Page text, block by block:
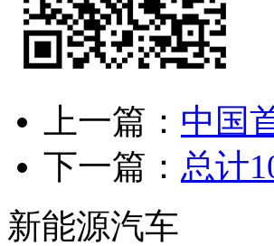
上一篇： 中国
下一篇： 总计
新能源汽车